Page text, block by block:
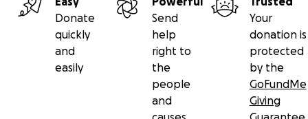
Donate
quickly
and
easily
Send
help
right to
the
people
and
Your
donation is
protected
by the
GoFundMe
Giving